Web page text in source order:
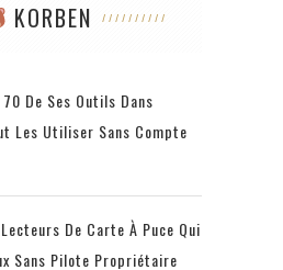
KORBEN
De Ses Outils Dans
Les Utiliser Sans Compte
De Carte À Puce Qui
Sans Pilote Propriétaire